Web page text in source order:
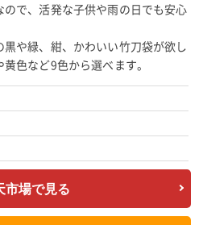
で、活発な子供や雨の日でも安心
や緑、紺、かわいい竹刀袋が欲し
色など9色から選べます。
市場で見る